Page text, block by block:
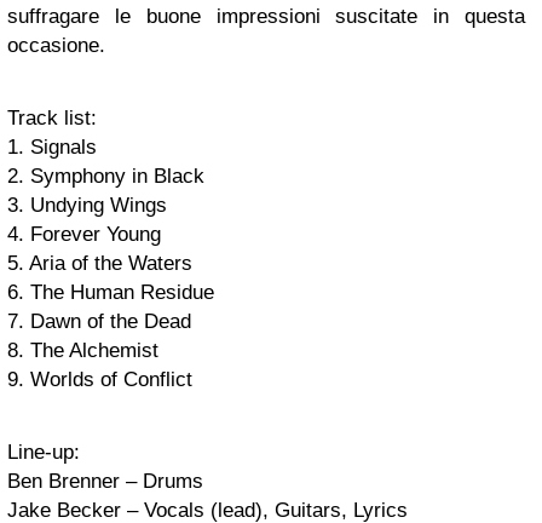
suffragare le buone impressioni suscitate in questa
occasione.
Track list:
1. Signals
2. Symphony in Black
3. Undying Wings
4. Forever Young
5. Aria of the Waters
6. The Human Residue
7. Dawn of the Dead
8. The Alchemist
9. Worlds of Conflict
Line-up:
Ben Brenner – Drums
Jake Becker – Vocals (lead), Guitars, Lyrics